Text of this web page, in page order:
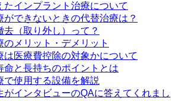
たインプラント治療について
ができないときの代替治療は？
去（取り外し）って？
のメリット・デメリット
は医療費控除の対象かについて
命と長持ちのポイントとは
で使用する設備を解説
がインタビューのQAに答えてくれまし